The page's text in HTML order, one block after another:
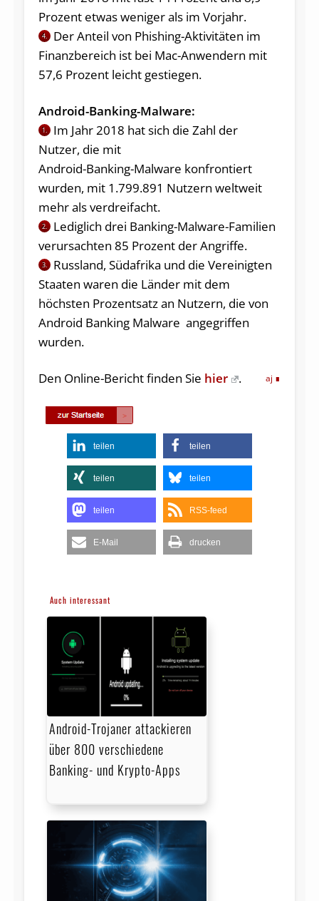
Prozent etwas weniger als im Vorjahr.
4.
Der Anteil von Phishing-Aktivitäten im
Finanzbereich ist bei Mac-Anwendern mit
57,6 Prozent leicht gestiegen.
Android-Banking-Malware:
1.
Im Jahr 2018 hat sich die Zahl der
Nutzer, die mit
Android-Banking-Malware konfrontiert
wurden, mit 1.799.891 Nutzern weltweit
mehr als verdreifacht.
2.
Lediglich drei Banking-Malware-Familien
verursachten 85 Prozent der Angriffe.
3.
Russland, Südafrika und die Vereinigten
Staaten waren die Länder mit dem
höchsten Prozentsatz an Nutzern, die von
Android Banking Malware angegriffen
wurden.
Den Online-Bericht finden Sie hier . aj
teilen teilen
teilen teilen
teilen RSS-feed
E-Mail drucken
Auch interessant
Android-Trojaner attackieren
über 800 verschiedene
Banking- und Krypto-Apps